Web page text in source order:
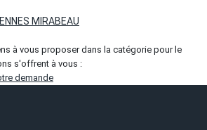
MIRABEAU
à vous proposer dans la catégorie pour le
s'offrent à vous :
demande